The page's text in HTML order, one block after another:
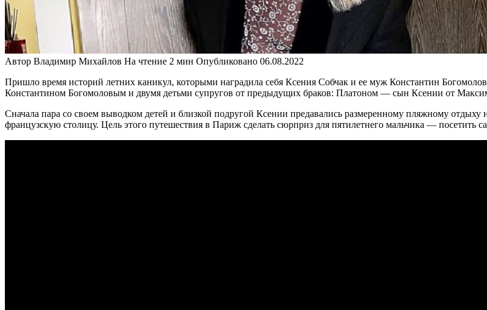
Автор Владимир Михайлов На чтение 2 мин Опубликовано 06.08.2022
Пришло время историй летних каникул, которыми наградила себя Ксения Собчак и ее муж Константин
Константином Богомоловым и двумя детьми супругов от предыдущих браков: Платоном — сын Ксении от
Сначала пара со своем выводком детей и близкой подругой Ксении предавались размеренному пляжному
французскую столицу. Цель этого путешествия в Париж сделать сюрприз для пятилетнего мальчика — посетить